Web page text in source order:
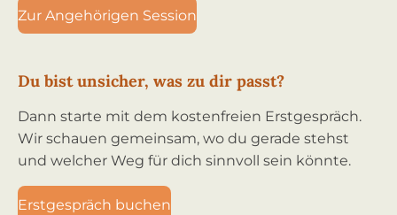
Zur Angehörigen Session
Du bist unsicher, was zu dir passt?
Dann starte mit dem kostenfreien Erstgespräch.
Wir schauen gemeinsam, wo du gerade stehst
und welcher Weg für dich sinnvoll sein könnte.
Erstgespräch buchen